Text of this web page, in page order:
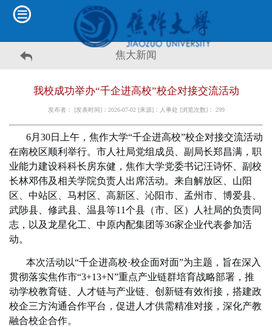
焦大新闻
我校成功举办“千企进高校”校企对接交流活动
发布者： [发表时间]：2026-07-02 [来源]：人事处 [浏览次数]： 299
6月30日上午，焦作大学“千企进高校”校企对接交流活动
在南校区顺利举行。市人社局党组成员、副局长郑昌满，职
业能力建设科科长房东健，焦作大学党委书记汪诗怀、副校
长林邓伟及相关学院负责人出席活动。来自解放区、山阳
区、中站区、马村区、高新区、沁阳市、孟州市、博爱县、
武陟县、修武县、温县等11个县（市、区）人社局的负责同
志，以及龙星化工、中原内配集团等36家企业代表参加活
动。
本次活动以“千企进高校·校企面对面”为主题，旨在深入
贯彻落实焦作市“3+13+N”重点产业链群培育战略部署，推
动学校教育链、人才链与产业链、创新链有效衔接，搭建政
校企三方沟通合作平台，促进人才供需精准对接，深化产教
融合校企合作。